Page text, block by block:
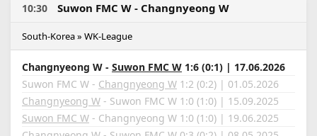
10:30 Suwon FMC W - Changnyeong W
South-Korea » WK-League
Changnyeong W - Suwon FMC W 1:6 (0:1) | 17.06.2026
Suwon FMC W - Changnyeong W 1:2 (0:2) | 01.05.2026
Changnyeong W - Suwon FMC W 1:0 (1:0) | 15.09.2025
Suwon FMC W - Changnyeong W 1:0 (1:0) | 19.06.2025